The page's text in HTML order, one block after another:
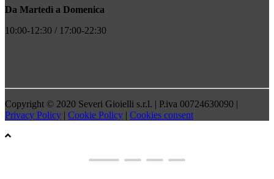
Da Martedì a Domenica
10:00-12:30 / 17:00-22:30
Copyright © 2020 Severi Gioielli s.r.l. | P.iva 00724630090 |
Privacy Policy | Cookie Policy | Cookies consent